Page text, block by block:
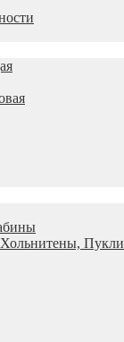
Пукли